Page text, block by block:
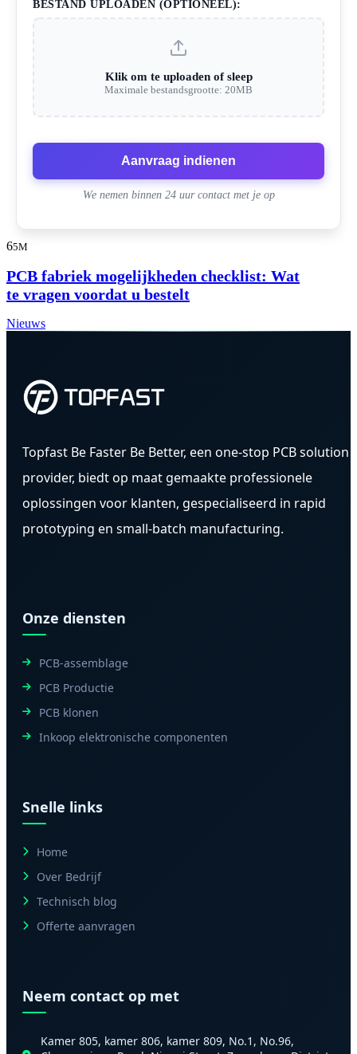
BESTAND UPLOADEN (OPTIONEEL):
Klik om te uploaden of sleep
Maximale bestandsgrootte: 20MB
Aanvraag indienen
We nemen binnen 24 uur contact met je op
65M
PCB fabriek mogelijkheden checklist: Wat
te vragen voordat u bestelt
Nieuws
Topfast Be Faster Be Better, een one-stop PCB solution
provider, biedt op maat gemaakte professionele
oplossingen voor klanten, gespecialiseerd in rapid
prototyping en small-batch manufacturing.
Onze diensten
PCB-assemblage
PCB Productie
PCB klonen
Inkoop elektronische componenten
Snelle links
Home
Over Bedrijf
Technisch blog
Offerte aanvragen
Neem contact op met
Kamer 805, kamer 806, kamer 809, No.1, No.96,